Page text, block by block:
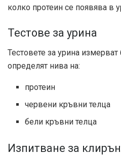
колко протеин се появява в
Тестове за урина
Тестовете за урина
определят нива на:
протеин
червени кръвни телца
бели кръвни телца
Изпитване за